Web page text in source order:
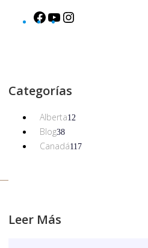
Categorías
Alberta12
Blog38
Canadá117
Leer Más